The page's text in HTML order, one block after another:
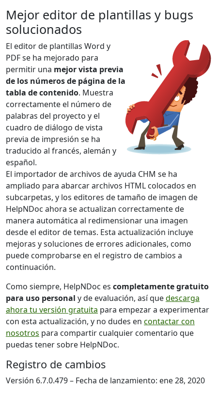
Mejor editor de plantillas y bugs
solucionados
El editor de plantillas Word y
PDF se ha mejorado para
permitir una mejor vista previa
de los números de página de la
tabla de contenido. Muestra
correctamente el número de
palabras del proyecto y el
cuadro de diálogo de vista
previa de impresión se ha
traducido al francés, alemán y
español.
El importador de archivos de ayuda CHM se ha
ampliado para abarcar archivos HTML colocados en
subcarpetas, y los editores de tamaño de imagen de
HelpNDoc ahora se actualizan correctamente de
manera automática al redimensionar una imagen
desde el editor de temas. Esta actualización incluye
mejoras y soluciones de errores adicionales, como
puede comprobarse en el registro de cambios a
continuación.
Como siempre, HelpNDoc es completamente gratuito
para uso personal y de evaluación, así quedescarga
ahora tu versión gratuita para empezar a experimentar
con esta actualización, y no dudes en contactar con
nosotros para compartir cualquier comentario que
puedas tener sobre HelpNDoc.
Registro de cambios
Versión 6.7.0.479 – Fecha de lanzamiento: ene 28, 2020